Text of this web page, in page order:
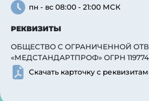
пн - вс 08:00 - 21:00 МСК
РЕКВИЗИТЫ
ОБЩЕСТВО С ОГРАНИЧЕННОЙ
«МЕДСТАНДАРТПРОФ» ОГРН
Скачать карточку с